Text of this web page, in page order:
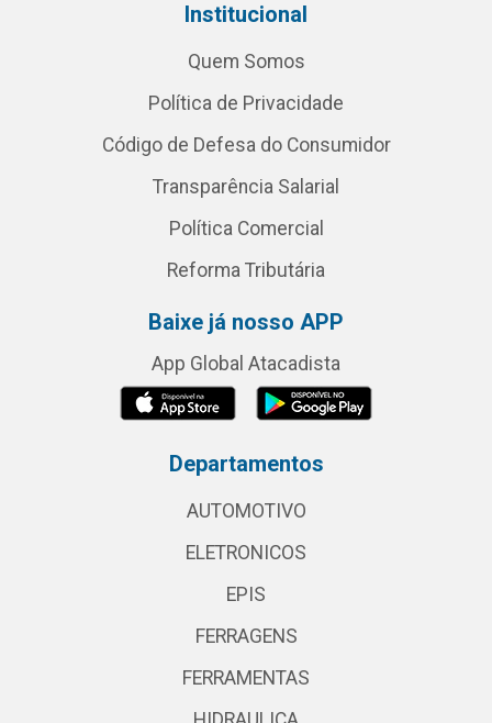
Institucional
Quem Somos
Política de Privacidade
Código de Defesa do Consumidor
Transparência Salarial
Política Comercial
Reforma Tributária
Baixe já nosso APP
App Global Atacadista
Departamentos
AUTOMOTIVO
ELETRONICOS
EPIS
FERRAGENS
FERRAMENTAS